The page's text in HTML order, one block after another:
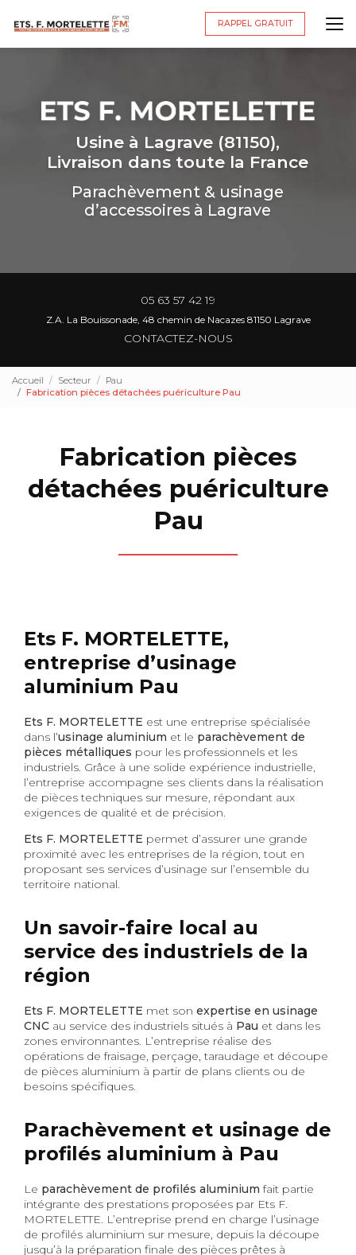
principal
RAPPEL GRATUIT
Usine à Lagrave (81150),
Livraison dans toute la France
Parachèvement & usinage
d’accessoires à Lagrave
05 63 57 42 19
Z.A. La Bouissonade, 48 chemin de Nacazes 81150 Lagrave
CONTACTEZ-NOUS
Accueil Secteur
Pau
Fabrication pièces détachées puériculture Pau
Fabrication pièces
détachées puériculture
Pau
Ets F. MORTELETTE,
entreprise d’usinage
aluminium Pau
Ets F. MORTELETTE est une entreprise spécialisée
dans l’usinage aluminium et le parachèvement de
pièces métalliques pour les professionnels et les
industriels. Grâce à une solide expérience industrielle,
l’entreprise accompagne ses clients dans la réalisation
de pièces techniques sur mesure, répondant aux
exigences de qualité et de précision.
Ets F. MORTELETTE permet d’assurer une grande
proximité avec les entreprises de la région, tout en
proposant ses services d’usinage sur l’ensemble du
territoire national.
Un savoir-faire local au
service des industriels de la
région
Ets F. MORTELETTE met son expertise en usinage
CNC au service des industriels situés à Pau et dans les
zones environnantes. L’entreprise réalise des
opérations de fraisage, perçage, taraudage et découpe
de pièces aluminium à partir de plans clients ou de
besoins spécifiques.
Parachèvement et usinage de
profilés aluminium à Pau
Le parachèvement de profilés aluminium fait partie
intégrante des prestations proposées par Ets F.
MORTELETTE. L’entreprise prend en charge l’usinage
de profilés aluminium sur mesure, depuis la découpe
jusqu’à la préparation finale des pièces prêtes à